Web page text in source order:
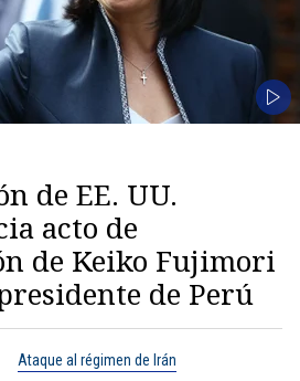
de EE. UU.
acto de
de Keiko Fujimori
de Perú
Ataque al régimen de Irán